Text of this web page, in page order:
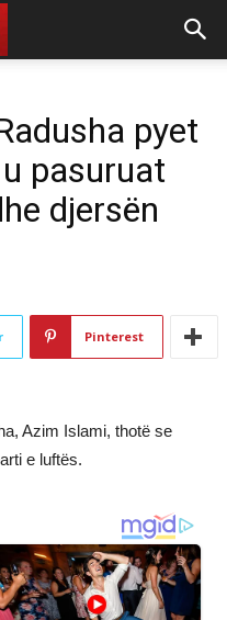
pyet
pasuruat
djersën
Pinterest
Azim Islami, thotë se
e luftës.